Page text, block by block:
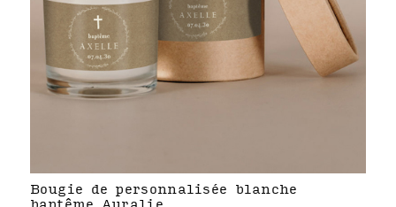
Bougie de personnalisée blanche